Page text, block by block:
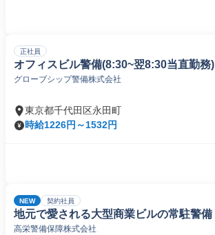
正社員
オフィスビル警備(8:30~翌8:30当直勤務)
グローブシップ警備株式会社
東京都千代田区永田町
時給1226円～1532円
NEW 契約社員
地元で愛される大型商業ビルの常駐警備
高栄警備保障株式会社